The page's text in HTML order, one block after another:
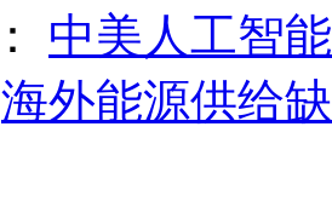
： 中美人工智
海外能源供给